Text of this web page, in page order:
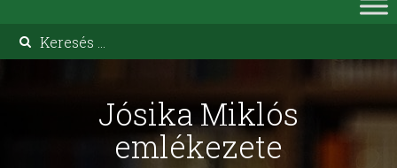
Jósika Miklós
emlékezete